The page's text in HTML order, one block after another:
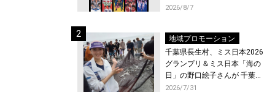
配信が解禁！
2026/8/7
地域プロモーション
千葉県長生村、ミス日本2026
グランプリ＆ミス日本「海の
日」の野口絵子さんが 千葉県
唯一の村・長生村で地引網を
2026/7/31